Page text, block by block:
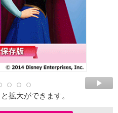
拡大ができます。